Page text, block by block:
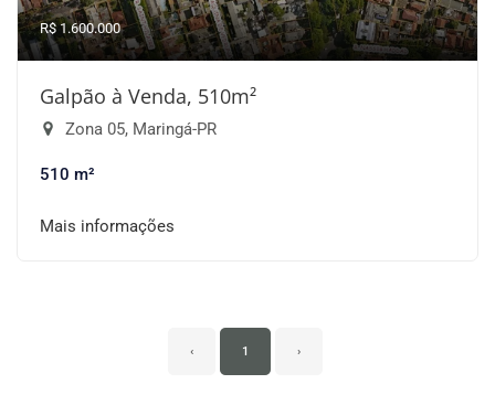
R$ 1.600.000
Galpão à Venda, 510m²
Zona 05, Maringá-PR
510 m²
Mais informações
‹ 1 ›